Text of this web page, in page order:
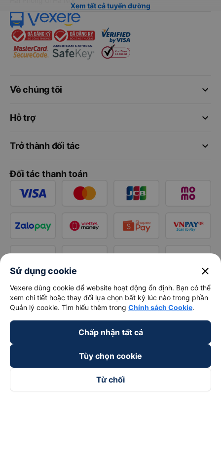
Xem tất cả tuyến đường
keyboard_arrow_down
Về chúng tôi
keyboard_arrow_down
Hỗ trợ
keyboard_arrow_down
Trở thành đối tác
Đối tác thanh toán
Sử dụng cookie close
Vexere dùng cookie để website hoạt động ổn định. Bạn có thể
xem chi tiết hoặc thay đổi lựa chọn bất kỳ lúc nào trong phần
Quản lý cookie. Tìm hiểu thêm trong Chính sách Cookie.
Chấp nhận tất cả
Tùy chọn cookie
Từ chối